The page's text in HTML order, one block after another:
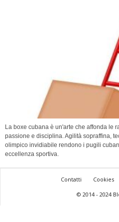
La boxe cubana è un'arte che affonda le
passione e disciplina. Agilità sopraffina,
olimpico invidiabile rendono i pugili
eccellenza sportiva.
Contatti Cookies
© 2014 - 2024